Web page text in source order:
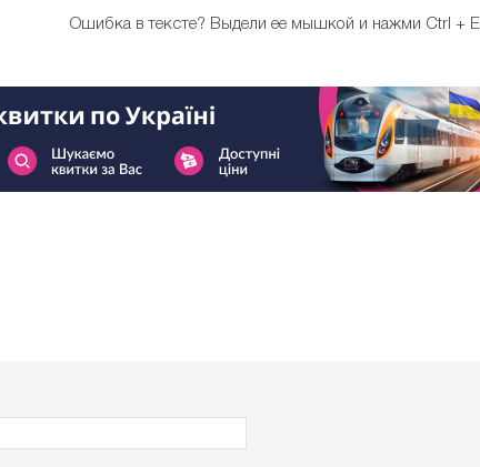
Ошибка в тексте? Выдели ее мышкой и нажми Ctrl +